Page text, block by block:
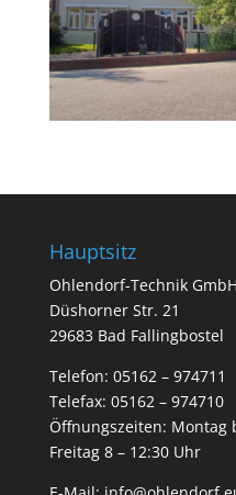
Hauptsitz
Ohlendorf-Technik
Düshorner Str. 21
29683 Bad Fallingbostel
Telefon: 05162 – 974711
Telefax: 05162 – 974710
Öffnungszeiten: Montag
Freitag 8 – 12:30 Uhr